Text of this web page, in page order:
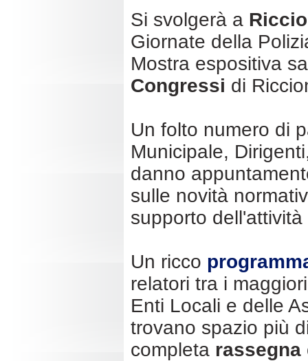
Si svolgerà a
Giornate della
Mostra espositiva
Congressi di
Un folto numero di
Municipale,
danno
sulle novità
supporto
Un ricco
relatori tra i
Enti Locali e delle
trovano spazio più
completa